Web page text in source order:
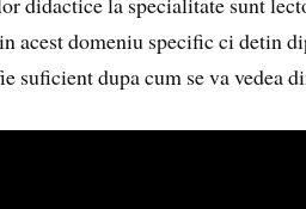
acest domeniu specific ci detin
suficient dupa cum se va vedea